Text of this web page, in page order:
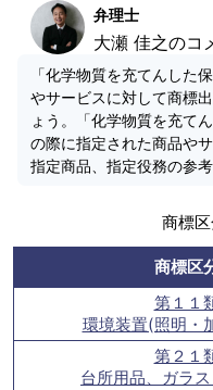
弁理士
大瀬 佳之のコ
「化学物質を充てんした
やサービスに対して商標
ょう。「化学物質を充て
の際に指定された商品や
指定商品、指定役務の参
商標
商標区
第１１
環境装置(照明・
第２１
台所用品、ガラ